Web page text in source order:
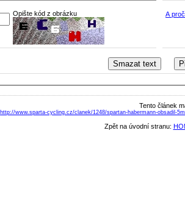
Opište kód z obrázku A
Tento článek
http://www.sparta-cycling.cz/clanek/1248/spartan-habermann-obsadil-
Zpět na úvodní stranu: